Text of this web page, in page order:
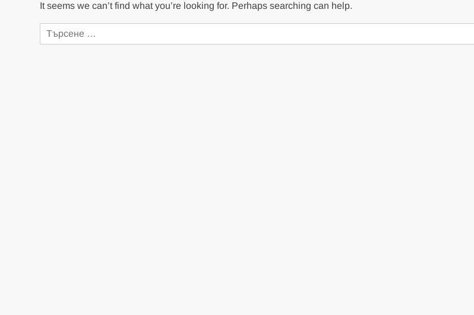
It seems we can’t find what you’re looking for. Perhaps searching can help.